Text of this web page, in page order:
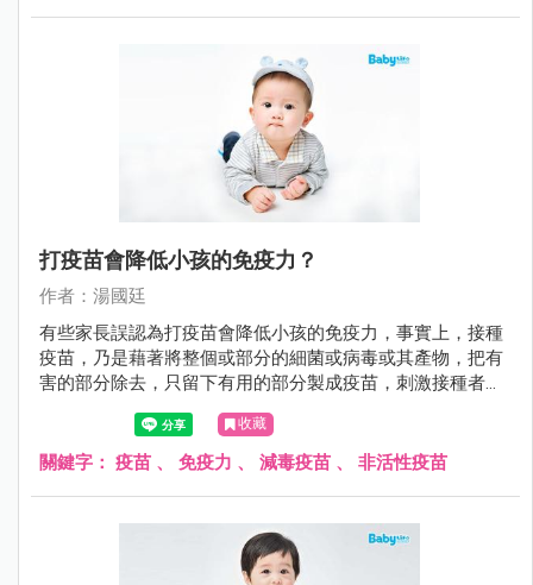
打疫苗會降低小孩的免疫力？
作者：湯國廷
有些家長誤認為打疫苗會降低小孩的免疫力，事實上，接種
疫苗，乃是藉著將整個或部分的細菌或病毒或其產物，把有
害的部分除去，只留下有用的部分製成疫苗，刺激接種者的
免疫系統，使接種者自己能產生危險性低卻類似自染感染的
免疫反應，也就是產生保護力（主動免疫）。 不可否認的，
預防重於治療。尤其對於傳染病，注射疫苗是抵抗傳染病最
收藏
關鍵字： 疫苗 、 免疫力 、 減毒疫苗 、 非活性疫苗